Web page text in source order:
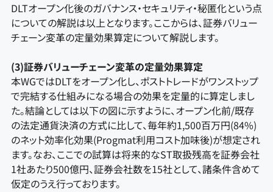
DLTオープン化後のガバナンス・セキュリティ・秘匿化という点
についての解説は以上となります。ここからは、証券バリュー
チェーン変革の定量効果算定について解説します。
(3)証券バリューチェーン変革の定量効果算定
本WGではDLTをオープン化し、ポストトレードがワンストップ
で完結する仕組みになる場合の効果を定量的に算定しまし
た。結論としては以下の図に示すように、オープン化前/既存
の法定通貨決済の方式に比して、毎年約1,500百万円(84%)
のネット効率化効果(Progmat利用コスト加味後)が想定され
ます。なお、ここでの試算は将来的なST取扱残高を証券会社
1社あたり500億円、証券会社数を15社として、諸条件含めて
仮定のうえ行っております。